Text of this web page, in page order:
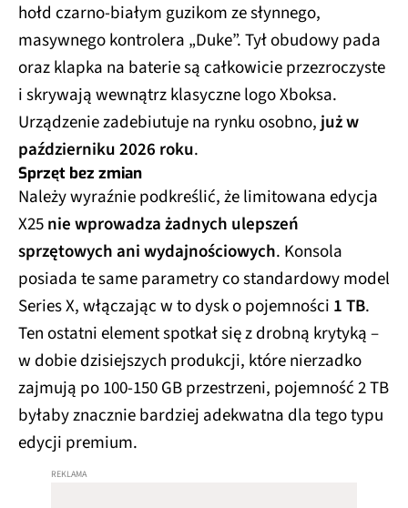
hołd czarno-białym guzikom ze słynnego,
masywnego kontrolera „Duke”. Tył obudowy pada
oraz klapka na baterie są całkowicie przezroczyste
i skrywają wewnątrz klasyczne logo Xboksa.
Urządzenie zadebiutuje na rynku osobno, już w
październiku 2026 roku.
Sprzęt bez zmian
Należy wyraźnie podkreślić, że limitowana edycja
X25nie wprowadza żadnych ulepszeń
sprzętowych ani wydajnościowych. Konsola
posiada te same parametry co standardowy model
Series X, włączając w to dysk o pojemności 1 TB.
Ten ostatni element spotkał się z drobną krytyką –
w dobie dzisiejszych produkcji, które nierzadko
zajmują po 100-150 GB przestrzeni, pojemność 2 TB
byłaby znacznie bardziej adekwatna dla tego typu
edycji premium.